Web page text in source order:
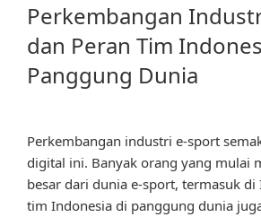
Perkembangan
dan Peran Tim
Panggung Dunia
Perkembangan industri e-sport
digital ini. Banyak orang yang mulai
besar dari dunia e-sport, termasuk di
tim Indonesia di panggung dunia